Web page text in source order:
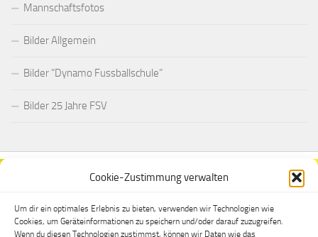
Cookie-Zustimmung verwalten
Um dir ein optimales Erlebnis zu bieten, verwenden wir Technologien wie
Cookies, um Geräteinformationen zu speichern und/oder darauf zuzugreifen.
Wenn du diesen Technologien zustimmst, können wir Daten wie das
Mannschaftsfotos
Bilder Allgemein
Bilder “Dynamo Fussballschule”
Bilder 25 Jahre FSV